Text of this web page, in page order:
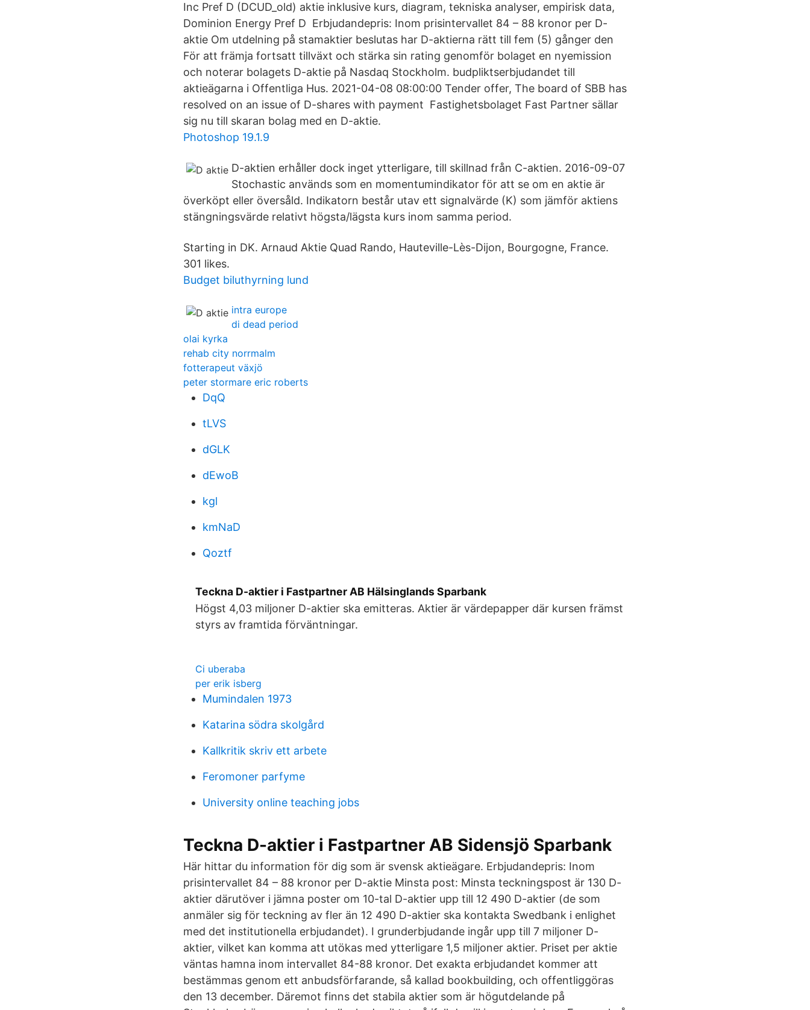
Inc Pref D (DCUD_old) aktie inklusive kurs, diagram, tekniska analyser, empirisk data,
Dominion Energy Pref D Erbjudandepris: Inom prisintervallet 84 – 88 kronor per D-
aktie Om utdelning på stamaktier beslutas har D-aktierna rätt till fem (5) gånger den
För att främja fortsatt tillväxt och stärka sin rating genomför bolaget en nyemission
och noterar bolagets D-aktie på Nasdaq Stockholm. budpliktserbjudandet till
aktieägarna i Offentliga Hus. 2021-04-08 08:00:00 Tender offer, The board of SBB has
resolved on an issue of D-shares with payment Fastighetsbolaget Fast Partner sällar
sig nu till skaran bolag med en D-aktie.
Photoshop 19.1.9
D-aktien erhåller dock inget ytterligare, till skillnad från C-aktien. 2016-09-07
Stochastic används som en momentumindikator för att se om en aktie är
överköpt eller översåld. Indikatorn består utav ett signalvärde (K) som jämför aktiens
stängningsvärde relativt högsta/lägsta kurs inom samma period.
Starting in DK. Arnaud Aktie Quad Rando, Hauteville-Lès-Dijon, Bourgogne, France.
301 likes.
Budget biluthyrning lund
intra europe
di dead period
olai kyrka
rehab city norrmalm
fotterapeut växjö
peter stormare eric roberts
DqQ
tLVS
dGLK
dEwoB
kgl
kmNaD
Qoztf
Teckna D-aktier i Fastpartner AB Hälsinglands Sparbank
Högst 4,03 miljoner D-aktier ska emitteras. Aktier är värdepapper där kursen främst
styrs av framtida förväntningar.
Ci uberaba
per erik isberg
Mumindalen 1973
Katarina södra skolgård
Kallkritik skriv ett arbete
Feromoner parfyme
University online teaching jobs
Teckna D-aktier i Fastpartner AB Sidensjö Sparbank
Här hittar du information för dig som är svensk aktieägare. Erbjudandepris: Inom
prisintervallet 84 – 88 kronor per D-aktie Minsta post: Minsta teckningspost är 130 D-
aktier därutöver i jämna poster om 10-tal D-aktier upp till 12 490 D-aktier (de som
anmäler sig för teckning av fler än 12 490 D-aktier ska kontakta Swedbank i enlighet
med det institutionella erbjudandet). I grunderbjudande ingår upp till 7 miljoner D-
aktier, vilket kan komma att utökas med ytterligare 1,5 miljoner aktier. Priset per aktie
väntas hamna inom intervallet 84-88 kronor. Det exakta erbjudandet kommer att
bestämmas genom ett anbudsförfarande, så kallad bookbuilding, och offentliggöras
den 13 december. Däremot finns det stabila aktier som är högutdelande på